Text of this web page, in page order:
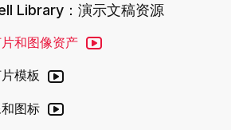
Library：演示文稿资源
和图像资产
模板
图标